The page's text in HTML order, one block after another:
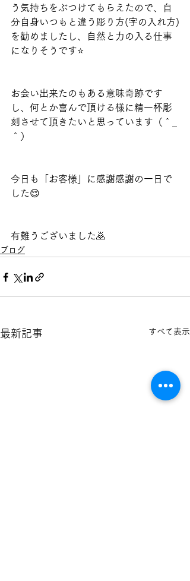
う気持ちをぶつけてもらえたので、自
分自身いつもと違う彫り方(字の入れ方)
を勧めましたし、自然と力の入る仕事
になりそうです⭐️
お会い出来たのもある意味奇跡です
し、何とか喜んで頂ける様に精一杯彫
刻させて頂きたいと思っています（＾_
＾）
今日も「お客様」に感謝感謝の一日で
した😌
有難うございました🙇
ブログ
最新記事 すべて表示